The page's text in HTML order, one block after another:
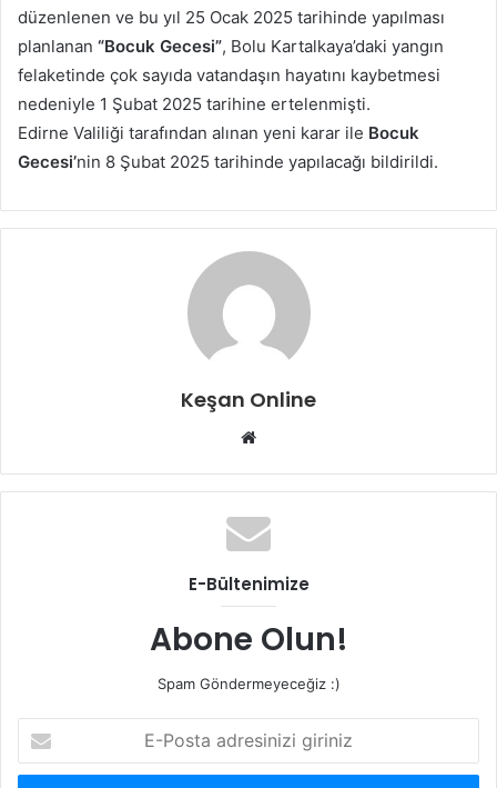
düzenlenen ve bu yıl 25 Ocak 2025 tarihinde yapılması
planlanan “Bocuk Gecesi”, Bolu Kartalkaya’daki yangın
felaketinde çok sayıda vatandaşın hayatını kaybetmesi
nedeniyle 1 Şubat 2025 tarihine ertelenmişti.
Edirne Valiliği tarafından alınan yeni karar ile Bocuk
Gecesi’nin 8 Şubat 2025 tarihinde yapılacağı bildirildi.
Keşan Online
Web
E-Bültenimize
Abone Olun!
Spam Göndermeyeceğiz :)
Posta
adresinizi